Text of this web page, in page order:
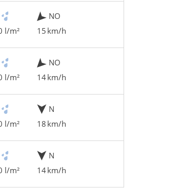
l/m²
NO
15 km/h
l/m²
NO
14 km/h
l/m²
N
18 km/h
l/m²
N
14 km/h